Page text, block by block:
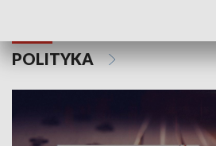
POLITYKA